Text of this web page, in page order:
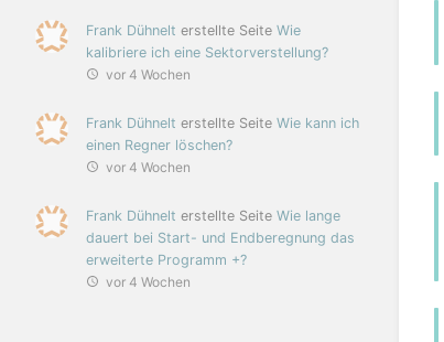
Frank Dühnelt erstellte Seite Wie
kalibriere ich eine Sektorverstellung?
vor 4 Wochen
Frank Dühnelt erstellte Seite Wie kann ich
einen Regner löschen?
vor 4 Wochen
Frank Dühnelt erstellte Seite Wie lange
dauert bei Start- und Endberegnung das
erweiterte Programm +?
vor 4 Wochen